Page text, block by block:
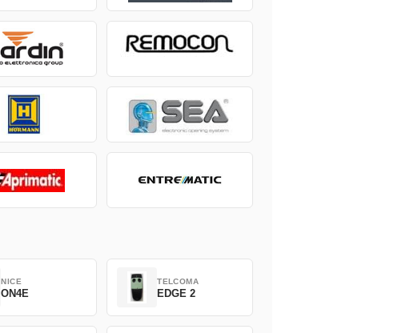
NICE
ON4E
TELCOMA
EDGE 2